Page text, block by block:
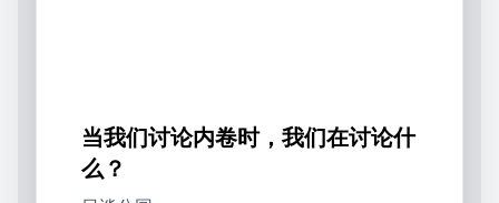
当我们讨论内卷时，我们在讨论什
么？